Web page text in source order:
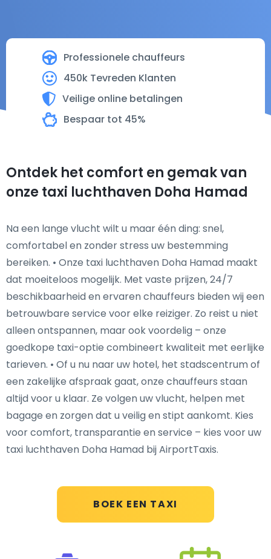
Professionele chauffeurs
450k Tevreden Klanten
Veilige online betalingen
Bespaar tot 45%
BOEK EEN TAXI
Ontdek het comfort en gemak van
onze taxi luchthaven Doha Hamad
Na een lange vlucht wilt u maar één ding: snel,
comfortabel en zonder stress uw bestemming
bereiken. • Onze taxi luchthaven Doha Hamad maakt
dat moeiteloos mogelijk. Met vaste prijzen, 24/7
beschikbaarheid en ervaren chauffeurs bieden wij een
betrouwbare service voor elke reiziger. Zo reist u niet
alleen ontspannen, maar ook voordelig – onze
goedkope taxi-optie combineert kwaliteit met eerlijke
tarieven. • Of u nu naar uw hotel, het stadscentrum of
een zakelijke afspraak gaat, onze chauffeurs staan
altijd voor u klaar. Ze volgen uw vlucht, helpen met
bagage en zorgen dat u veilig en stipt aankomt. Kies
voor comfort, transparantie en service – kies voor uw
taxi luchthaven Doha Hamad bij AirportTaxis.